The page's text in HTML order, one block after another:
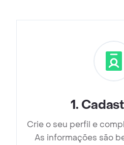
1.
Crie o seu perfil e
As informações são